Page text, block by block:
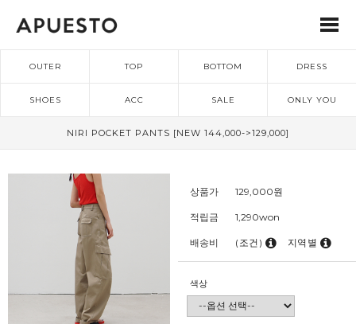
OUTER TOP BOTTOM DRESS
SHOES ACC SALE ONLY YOU
NIRI POCKET PANTS [NEW 144,000->129,000]
상품가 129,000원
적립금 1,290won
배송비 (조건) 지역별
색상